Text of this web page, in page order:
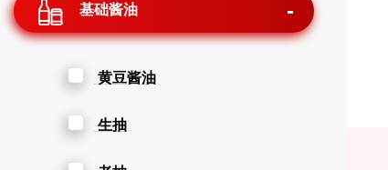
基础酱油
黄豆酱油
生抽